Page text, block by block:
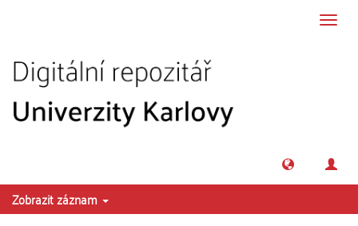
Zobrazit záznam